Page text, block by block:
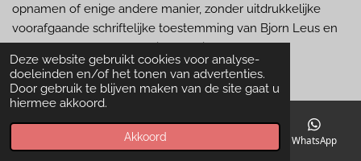
Deze website gebruikt cookies voor analyse-
doeleinden en/of het tonen van advertenties.
Door gebruik te blijven maken van de site gaat u
hiermee akkoord.
Akkoord
opnamen of enige andere manier, zonder uitdrukkelijke
voorafgaande schriftelijke toestemming van Bjorn Leus en
de personen op de foto"s in kwestie.
Powered byJouwWeb
Telefoonnummer WhatsApp